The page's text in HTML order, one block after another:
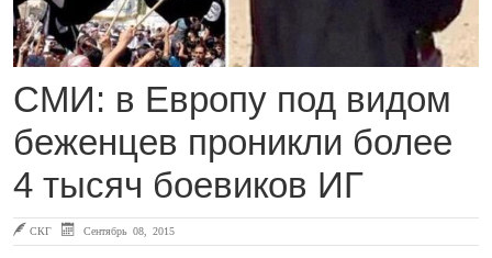
СМИ: в Европу под видом
беженцев проникли более
4 тысяч боевиков ИГ
СКГ Сентябрь 08, 2015